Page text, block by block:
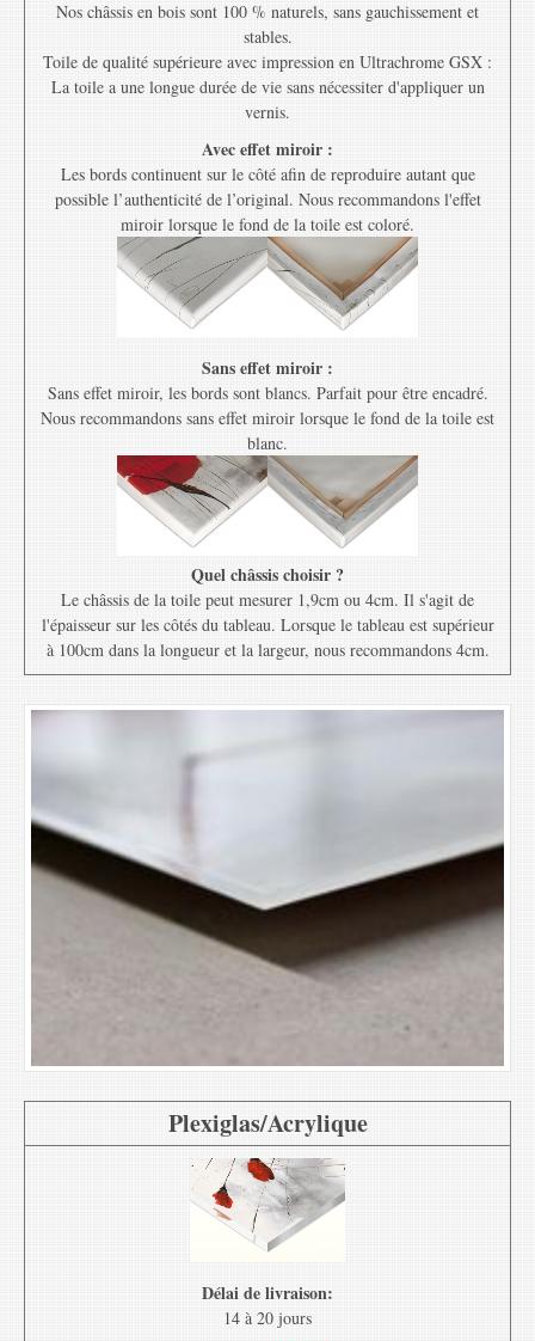
Nos châssis en bois sont 100 % naturels, sans gauchissement et
stables.
Toile de qualité supérieure avec impression en Ultrachrome GSX :
La toile a une longue durée de vie sans nécessiter d'appliquer un
vernis.
Avec effet miroir :
Les bords continuent sur le côté afin de reproduire autant que
possible l’authenticité de l’original. Nous recommandons l'effet
miroir lorsque le fond de la toile est coloré.
Sans effet miroir :
Sans effet miroir, les bords sont blancs. Parfait pour être encadré.
Nous recommandons sans effet miroir lorsque le fond de la toile est
blanc.
Quel châssis choisir ?
Le châssis de la toile peut mesurer 1,9cm ou 4cm. Il s'agit de
l'épaisseur sur les côtés du tableau. Lorsque le tableau est supérieur
à 100cm dans la longueur et la largeur, nous recommandons 4cm.
Plexiglas/Acrylique
Délai de livraison:
14 à 20 jours